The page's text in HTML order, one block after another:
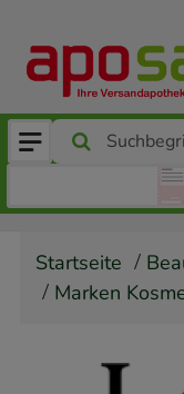
Startseite
Marken